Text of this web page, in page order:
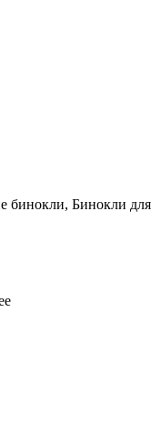
бинокли, Бинокли для